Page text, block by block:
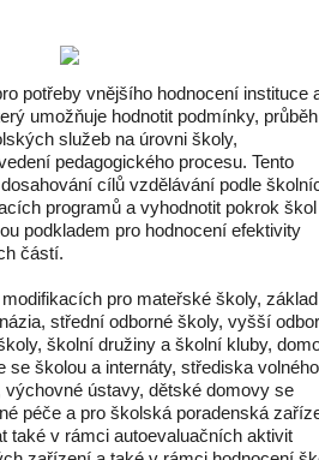
potřeby vnějšího hodnocení instituce
umožňuje hodnotit podmínky,
služeb na úrovni školy,
pedagogického procesu. Tento
cílů vzdělávání podle
programů a vyhodnotit pokrok
podkladem pro hodnocení efektivity
částí.
pro mateřské školy,
střední odborné školy, vyšší
školní družiny a školní kluby,
se školou a internáty, střediska volného
ústavy, dětské domovy se
péče a pro školská poradenská
také v rámci autoevaluačních aktivit